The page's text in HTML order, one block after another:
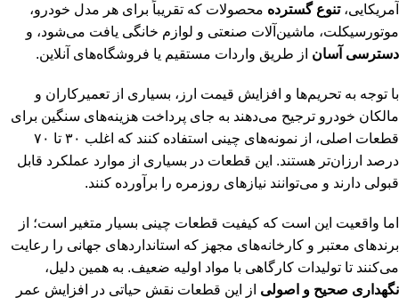
آمریکایی،تنوع گسترده محصولات که تقریباً برای هر مدل خودرو،
موتورسیکلت، ماشین‌آلات صنعتی و لوازم خانگی یافت می‌شود، و
دسترسی آسان از طریق واردات مستقیم یا فروشگاه‌های آنلاین.
با توجه به تحریم‌ها و افزایش قیمت ارز، بسیاری از تعمیرکاران و
مالکان خودرو ترجیح می‌دهند به جای پرداخت هزینه‌های سنگین برای
قطعات اصلی، از نمونه‌های چینی استفاده کنند که اغلب ۳۰ تا ۷۰
درصد ارزان‌تر هستند. این قطعات در بسیاری از موارد عملکرد قابل
قبولی دارند و می‌توانند نیازهای روزمره را برآورده کنند.
اما واقعیت این است که کیفیت قطعات چینی بسیار متغیر است؛ از
برندهای معتبر و کارخانه‌های مجهز که استانداردهای جهانی را رعایت
می‌کنند تا تولیدات کارگاهی با مواد اولیه ضعیف. به همین دلیل،
نگهداری صحیح و اصولی از این قطعات نقش حیاتی در افزایش عمر